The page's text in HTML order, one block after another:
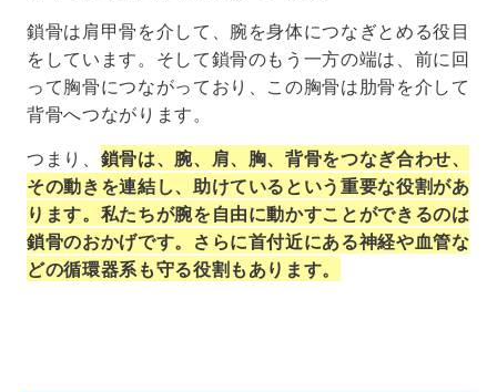
鎖骨は肩甲骨を介して、腕を身体につなぎとめる役目
をしています。そして鎖骨のもう一方の端は、前に回
って胸骨につながっており、この胸骨は肋骨を介して
背骨へつながります。
つまり、 鎖骨は、腕、肩、胸、背骨をつなぎ合わせ、
その動きを連結し、助けているという重要な役割があ
ります。私たちが腕を自由に動かすことができるのは
鎖骨のおかげです。さらに首付近にある神経や血管な
どの循環器系も守る役割もあります。